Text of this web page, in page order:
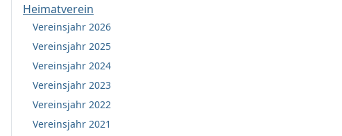
Heimatverein
Vereinsjahr 2026
Vereinsjahr 2025
Vereinsjahr 2024
Vereinsjahr 2023
Vereinsjahr 2022
Vereinsjahr 2021